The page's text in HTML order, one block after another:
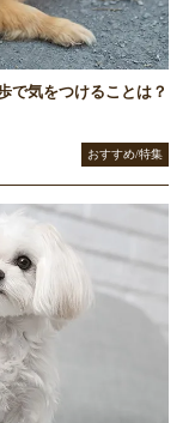
で気をつけることは？
おすすめ/特集